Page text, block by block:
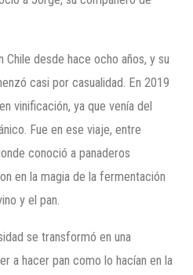
desde hace ocho años, y su
casi por casualidad. En 2019
vinificación, ya que venía del
Fue en ese viaje, entre
conoció a panaderos
en la magia de la fermentación
y el pan.
se transformó en una
a hacer pan como lo hacían en la